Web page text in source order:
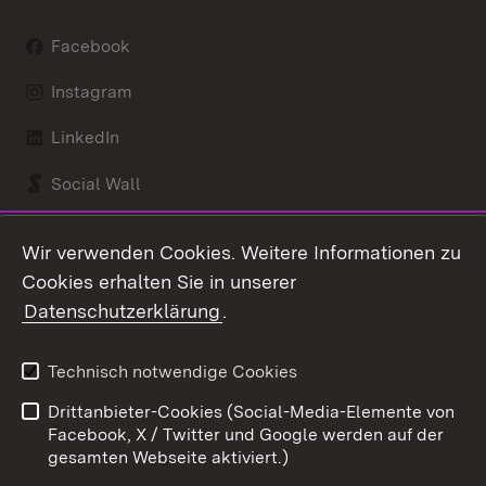
Facebook
Instagram
LinkedIn
Social Wall
Kontakt
Barrierefreiheit
Impressum
Cookies
Wir verwenden Cookies. Weitere Informationen zu
Cookies erhalten Sie in unserer
Datenschutzerklärung.
Technisch notwendige Cookies
Drittanbieter-Cookies (Social-Media-Elemente von
Facebook, X / Twitter und Google werden auf der
gesamten Webseite aktiviert.)